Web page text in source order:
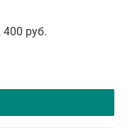
400 руб.